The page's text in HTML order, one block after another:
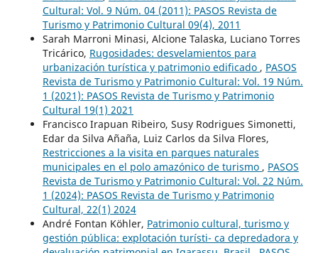
Cultural: Vol. 9 Núm. 04 (2011): PASOS Revista de
Turismo y Patrimonio Cultural 09(4), 2011
Sarah Marroni Minasi, Alcione Talaska, Luciano Torres
Tricárico, Rugosidades: desvelamientos para
urbanización turística y patrimonio edificado , PASOS
Revista de Turismo y Patrimonio Cultural: Vol. 19 Núm.
1 (2021): PASOS Revista de Turismo y Patrimonio
Cultural 19(1) 2021
Francisco Irapuan Ribeiro, Susy Rodrigues Simonetti,
Edar da Silva Añaña, Luiz Carlos da Silva Flores,
Restricciones a la visita en parques naturales
municipales en el polo amazónico de turismo , PASOS
Revista de Turismo y Patrimonio Cultural: Vol. 22 Núm.
1 (2024): PASOS Revista de Turismo y Patrimonio
Cultural, 22(1) 2024
André Fontan Köhler, Patrimonio cultural, turismo y
gestión pública: explotación turísti- ca depredadora y